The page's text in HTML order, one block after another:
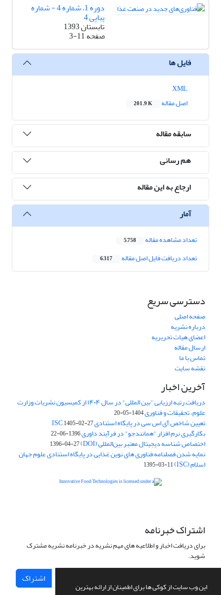
این وب سایت از کوکی ها برای اطمینان از ارائه بهترین
دوره 1، شماره 4 - شماره
پیاپی 4
تابستان 1393
صفحه3-11
فایل ها
اصل مقاله
201.9 K
سابقه مقاله
هم رسانی
ارجاع به این مقاله
آمار
تعداد مشاهده مقاله 5,758
تعداد دریافت فایل اصل مقاله 6,317
دسترسی سریع
صفحه اصلی
درباره نشریه
اعضای هیات تحریریه
ارسال مقاله
تماس با ما
نقشه سایت
آخرین اخبار
دریافت رتبه ارزیابی "بین المللی" در سال ۱۴۰۴ از کمیسیون نشریات وزارت
علوم، تحقیقات و فناوری1404-05-20
تعیین شاخص آی اس سی در پایگاه استنادی ISC1405-02-27
بکارگیری نرم افزار "همانندجو" در فرآیند داوری1396-06-22
اختصاص شناسه دیجیتال معتبر بین‌المللی (DOI) 1396-04-27
نمایه شدن فصلنامه فناوری های نوین غذایی در پایگاه استنادی علوم جهان
اسلام (ISC) 1395-03-11
اشتراک خبرنامه
برای دریافت اخبار و اطلاعیه های مهم نشریه در خبرنامه نشریه مشترک
شوید.
اشتراک